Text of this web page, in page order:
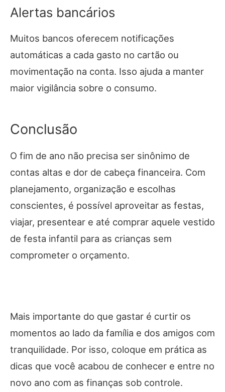
Alertas bancários
Muitos bancos oferecem notificações
automáticas a cada gasto no cartão ou
movimentação na conta. Isso ajuda a manter
maior vigilância sobre o consumo.
Conclusão
O fim de ano não precisa ser sinônimo de
contas altas e dor de cabeça financeira. Com
planejamento, organização e escolhas
conscientes, é possível aproveitar as festas,
viajar, presentear e até comprar aquele vestido
de festa infantil para as crianças sem
comprometer o orçamento.
Mais importante do que gastar é curtir os
momentos ao lado da família e dos amigos com
tranquilidade. Por isso, coloque em prática as
dicas que você acabou de conhecer e entre no
novo ano com as finanças sob controle.